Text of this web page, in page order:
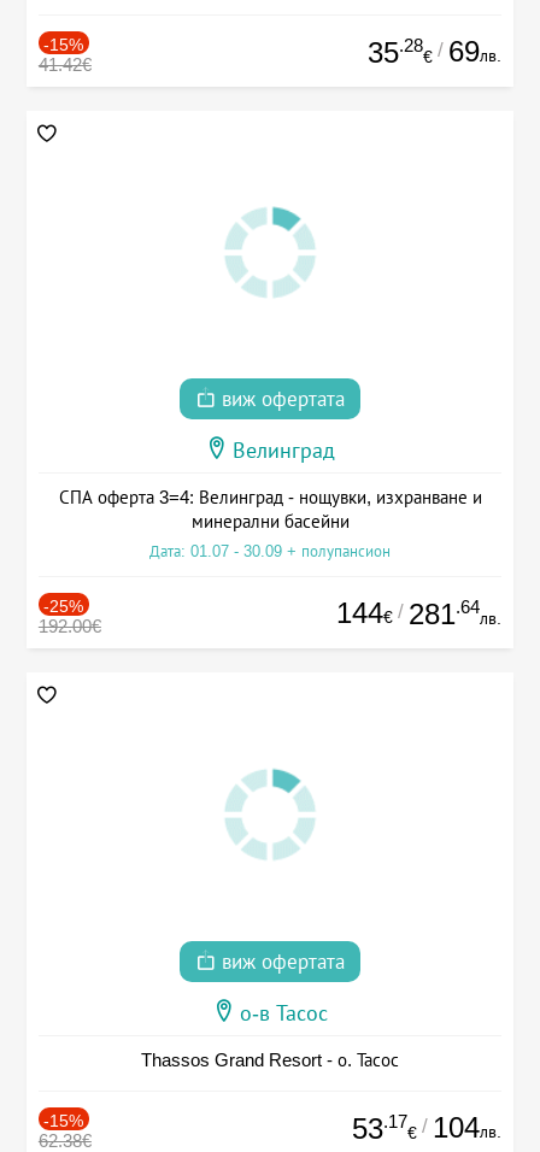
-15%
41.42€ 35.28
€ / 69лв.
виж офертата
Велинград
СПА оферта 3=4: Велинград - нощувки, изхранване и
минерални басейни
Дата: 01.07 - 30.09 + полупансион
-25%
192.00€ 144€ / 281.64
лв.
виж офертата
о-в Тасос
Thassos Grand Resort - о. Тасос
-15%
62.38€ 53.17
€ / 104лв.